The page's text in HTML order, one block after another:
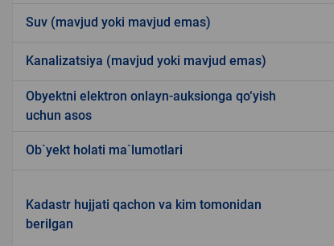
Suv (mavjud yoki mavjud emas)
Kanalizatsiya (mavjud yoki mavjud emas)
Obyektni elektron onlayn-auksionga qo‘yish
uchun asos
Ob`yekt holati ma`lumotlari
Kadastr hujjati qachon va kim tomonidan
berilgan